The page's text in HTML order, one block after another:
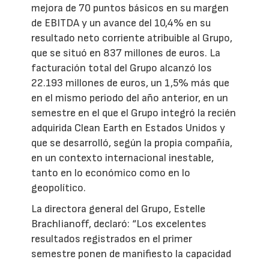
mejora de 70 puntos básicos en su margen
de EBITDA y un avance del 10,4% en su
resultado neto corriente atribuible al Grupo,
que se situó en 837 millones de euros. La
facturación total del Grupo alcanzó los
22.193 millones de euros, un 1,5% más que
en el mismo periodo del año anterior, en un
semestre en el que el Grupo integró la recién
adquirida Clean Earth en Estados Unidos y
que se desarrolló, según la propia compañía,
en un contexto internacional inestable,
tanto en lo económico como en lo
geopolítico.
La directora general del Grupo, Estelle
Brachlianoff, declaró: “Los excelentes
resultados registrados en el primer
semestre ponen de manifiesto la capacidad